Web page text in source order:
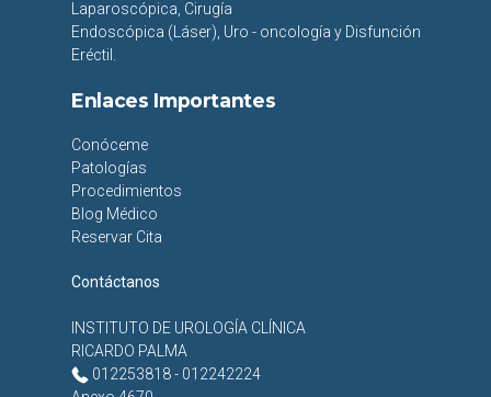
Laparoscópica, Cirugía
Endoscópica (Láser), Uro - oncología y Disfunción
Eréctil.
Enlaces Importantes
Conóceme
Patologías
Procedimientos
Blog Médico
Reservar Cita
Contáctanos
INSTITUTO DE UROLOGÍA CLÍNICA
RICARDO PALMA
012253818 - 012242224